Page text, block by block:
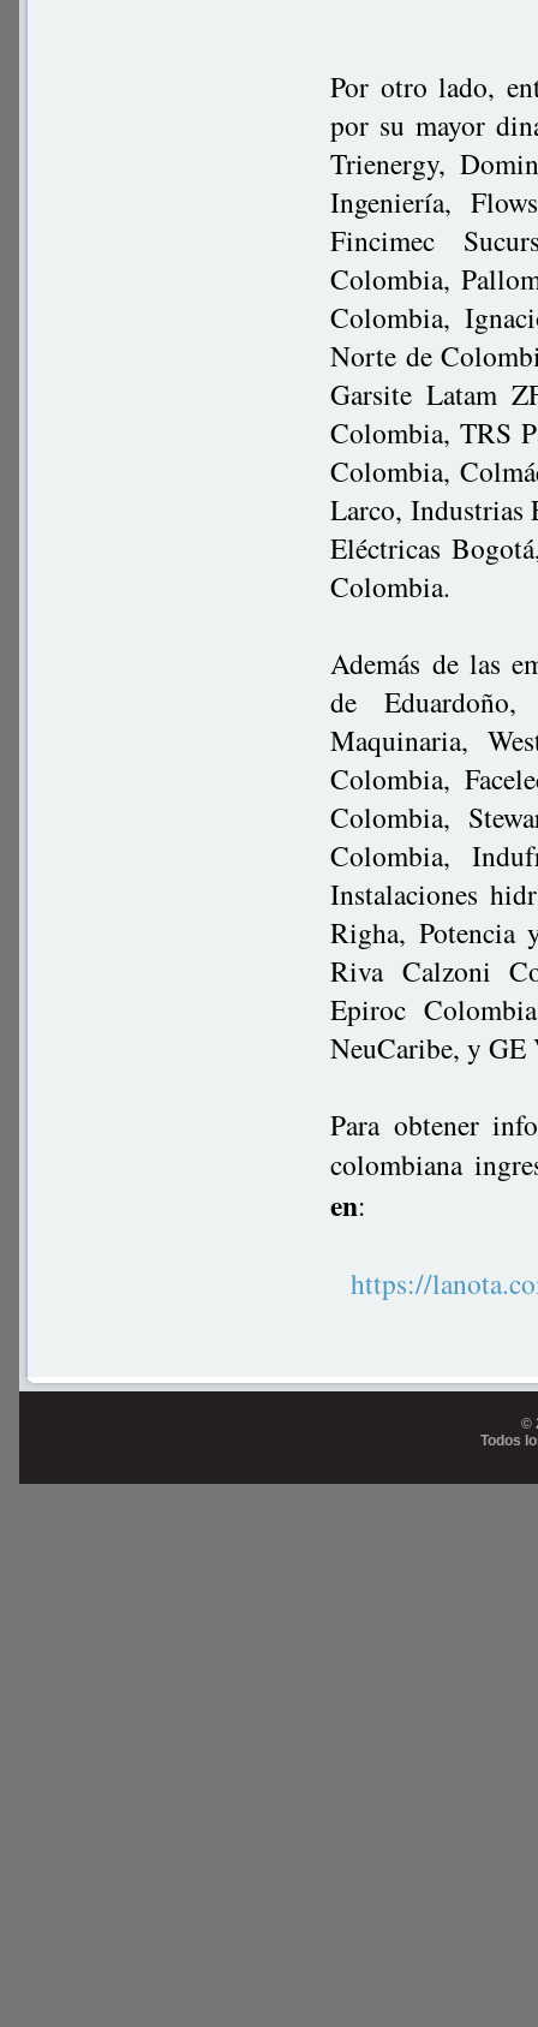
Por otro lado,
por su mayor
Trienergy,
Ingeniería,
Fincimec
Colombia,
Colombia,
Norte de
Garsite Latam
Colombia, TRS
Colombia,
Larco, Industrias
Eléctricas
Colombia.
Además de las
de
Maquinaria,
Colombia,
Colombia,
Colombia,
Instalaciones
Righa, Potencia
Riva Calzoni
Epiroc
NeuCaribe, y
Para obtener
colombiana
en:
https://
©
Todos